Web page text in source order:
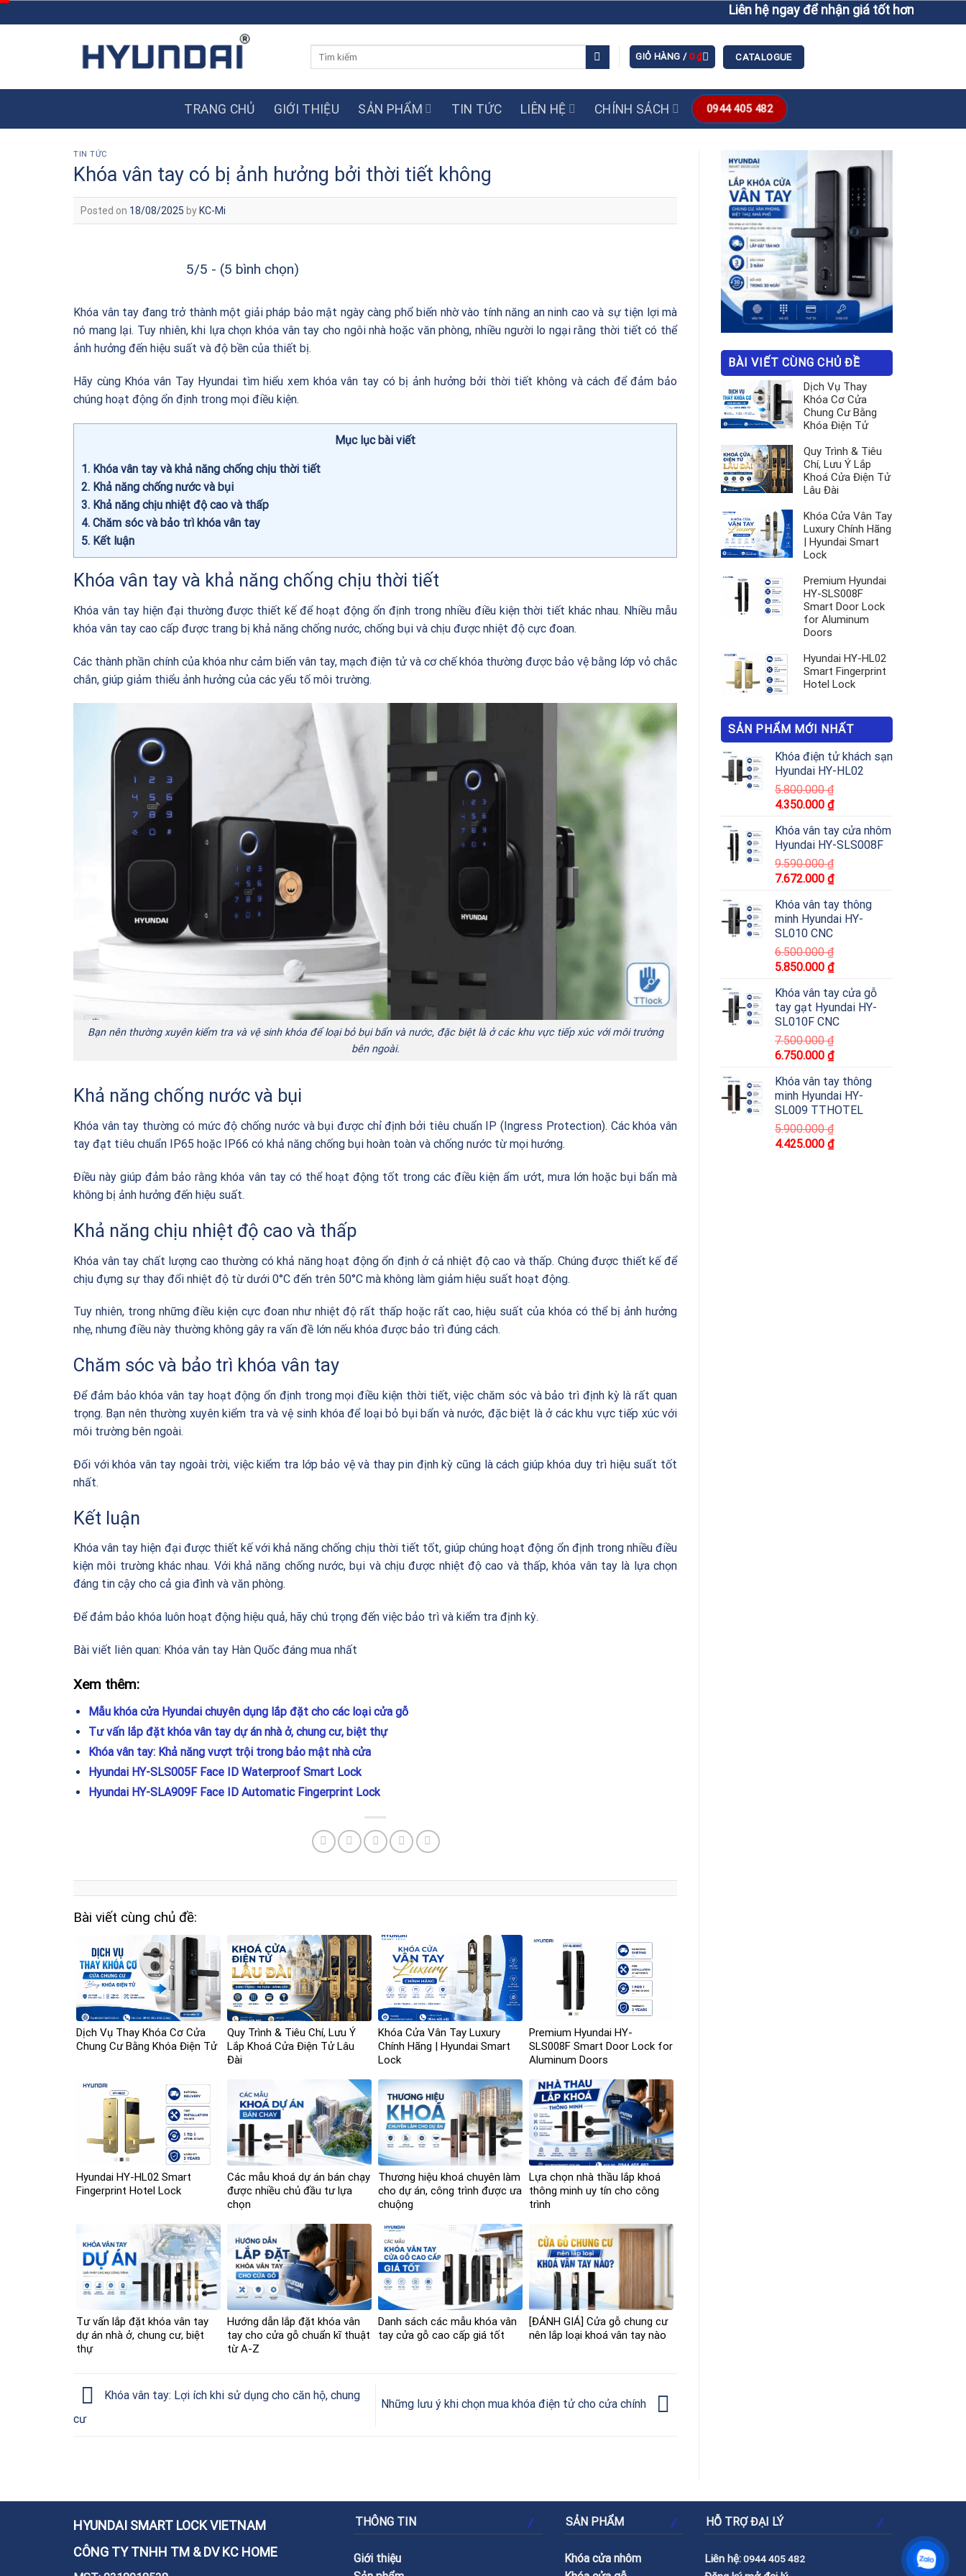
to
Liên hệ ngay để nhận giá tốt hơn giá niêm yết
GIỎ HÀNG / 0₫ CATALOGUE
TRANG CHỦ GIỚI THIỆU SẢN PHẨM TIN TỨC LIÊN HỆ CHÍNH SÁCH 0944 405 482
TIN TỨC
Khóa vân tay có bị ảnh hưởng bởi thời tiết không
Posted on 18/08/2025 by KC-Mi
5/5 - (5 bình chọn)
Khóa vân tay đang trở thành một giải pháp bảo mật ngày càng phổ biến nhờ vào tính năng an ninh cao và sự tiện lợi mà
nó mang lại. Tuy nhiên, khi lựa chọn khóa vân tay cho ngôi nhà hoặc văn phòng, nhiều người lo ngại rằng thời tiết có thể
ảnh hưởng đến hiệu suất và độ bền của thiết bị.
Hãy cùng Khóa vân Tay Hyundai tìm hiểu xem khóa vân tay có bị ảnh hưởng bởi thời tiết không và cách để đảm bảo
chúng hoạt động ổn định trong mọi điều kiện.
Mục lục bài viết
1 Khóa vân tay và khả năng chống chịu thời tiết
2 Khả năng chống nước và bụi
3 Khả năng chịu nhiệt độ cao và thấp
4 Chăm sóc và bảo trì khóa vân tay
5 Kết luận
Khóa vân tay và khả năng chống chịu thời tiết
Khóa vân tay hiện đại thường được thiết kế để hoạt động ổn định trong nhiều điều kiện thời tiết khác nhau. Nhiều mẫu
khóa vân tay cao cấp được trang bị khả năng chống nước, chống bụi và chịu được nhiệt độ cực đoan.
Các thành phần chính của khóa như cảm biến vân tay, mạch điện tử và cơ chế khóa thường được bảo vệ bằng lớp vỏ chắc
chắn, giúp giảm thiểu ảnh hưởng của các yếu tố môi trường.
Bạn nên thường xuyên kiểm tra và vệ sinh khóa để loại bỏ bụi bẩn và nước, đặc biệt là ở các khu vực tiếp xúc với môi trường
bên ngoài.
Khả năng chống nước và bụi
Khóa vân tay thường có mức độ chống nước và bụi được chỉ định bởi tiêu chuẩn IP (Ingress Protection). Các khóa vân
tay đạt tiêu chuẩn IP65 hoặc IP66 có khả năng chống bụi hoàn toàn và chống nước từ mọi hướng.
Điều này giúp đảm bảo rằng khóa vân tay có thể hoạt động tốt trong các điều kiện ẩm ướt, mưa lớn hoặc bụi bẩn mà
không bị ảnh hưởng đến hiệu suất.
Khả năng chịu nhiệt độ cao và thấp
Khóa vân tay chất lượng cao thường có khả năng hoạt động ổn định ở cả nhiệt độ cao và thấp. Chúng được thiết kế để
chịu đựng sự thay đổi nhiệt độ từ dưới 0°C đến trên 50°C mà không làm giảm hiệu suất hoạt động.
Tuy nhiên, trong những điều kiện cực đoan như nhiệt độ rất thấp hoặc rất cao, hiệu suất của khóa có thể bị ảnh hưởng
nhẹ, nhưng điều này thường không gây ra vấn đề lớn nếu khóa được bảo trì đúng cách.
Chăm sóc và bảo trì khóa vân tay
Để đảm bảo khóa vân tay hoạt động ổn định trong mọi điều kiện thời tiết, việc chăm sóc và bảo trì định kỳ là rất quan
trọng. Bạn nên thường xuyên kiểm tra và vệ sinh khóa để loại bỏ bụi bẩn và nước, đặc biệt là ở các khu vực tiếp xúc với
môi trường bên ngoài.
Đối với khóa vân tay ngoài trời, việc kiểm tra lớp bảo vệ và thay pin định kỳ cũng là cách giúp khóa duy trì hiệu suất tốt
nhất.
Kết luận
Khóa vân tay hiện đại được thiết kế với khả năng chống chịu thời tiết tốt, giúp chúng hoạt động ổn định trong nhiều điều
kiện môi trường khác nhau. Với khả năng chống nước, bụi và chịu được nhiệt độ cao và thấp, khóa vân tay là lựa chọn
đáng tin cậy cho cả gia đình và văn phòng.
Để đảm bảo khóa luôn hoạt động hiệu quả, hãy chú trọng đến việc bảo trì và kiểm tra định kỳ.
Bài viết liên quan: Khóa vân tay Hàn Quốc đáng mua nhất
Xem thêm:
Mẫu khóa cửa Hyundai chuyên dụng lắp đặt cho các loại cửa gỗ
Tư vấn lắp đặt khóa vân tay dự án nhà ở, chung cư, biệt thự
Khóa vân tay: Khả năng vượt trội trong bảo mật nhà cửa
Hyundai HY-SLS005F Face ID Waterproof Smart Lock
Hyundai HY-SLA909F Face ID Automatic Fingerprint Lock
Bài viết cùng chủ đề:
Dịch Vụ Thay Khóa Cơ Cửa
Chung Cư Bằng Khóa Điện Tử
Quy Trình & Tiêu Chí, Lưu Ý
Lắp Khoá Cửa Điện Tử Lâu
Đài
Khóa Cửa Vân Tay Luxury
Chính Hãng | Hyundai Smart
Lock
Premium Hyundai HY-
SLS008F Smart Door Lock for
Aluminum Doors
Hyundai HY-HL02 Smart
Fingerprint Hotel Lock
Các mẫu khoá dự án bán chạy
được nhiều chủ đầu tư lựa
chọn
Thương hiệu khoá chuyên làm
cho dự án, công trình được ưa
chuộng
Lựa chọn nhà thầu lắp khoá
thông minh uy tín cho công
trình
Tư vấn lắp đặt khóa vân tay
dự án nhà ở, chung cư, biệt
thự
Hướng dẫn lắp đặt khóa vân
tay cho cửa gỗ chuẩn kĩ thuật
từ A-Z
Danh sách các mẫu khóa vân
tay cửa gỗ cao cấp giá tốt
[ĐÁNH GIÁ] Cửa gỗ chung cư
nên lắp loại khoá vân tay nào
Khóa vân tay: Lợi ích khi sử dụng cho căn hộ, chung
cư
Những lưu ý khi chọn mua khóa điện tử cho cửa chính
BÀI VIẾT CÙNG CHỦ ĐỀ
Dịch Vụ Thay
Khóa Cơ Cửa
Chung Cư Bằng
Khóa Điện Tử
Quy Trình & Tiêu
Chí, Lưu Ý Lắp
Khoá Cửa Điện Tử
Lâu Đài
Khóa Cửa Vân Tay
Luxury Chính Hãng
| Hyundai Smart
Lock
Premium Hyundai
HY-SLS008F
Smart Door Lock
for Aluminum
Doors
Hyundai HY-HL02
Smart Fingerprint
Hotel Lock
SẢN PHẨM MỚI NHẤT
Khóa điện tử khách sạn
Hyundai HY-HL02
5.800.000₫
4.350.000 ₫
Khóa vân tay cửa nhôm
Hyundai HY-SLS008F
9.590.000₫
7.672.000 ₫
Khóa vân tay thông
minh Hyundai HY-
SL010 CNC
6.500.000₫
5.850.000 ₫
Khóa vân tay cửa gỗ
tay gạt Hyundai HY-
SL010F CNC
7.500.000₫
6.750.000 ₫
Khóa vân tay thông
minh Hyundai HY-
SL009 TTHOTEL
5.900.000₫
4.425.000 ₫
HYUNDAI SMART LOCK VIETNAM
CÔNG TY TNHH TM & DV KC HOME
THÔNG TIN
Giới thiệu
SẢN PHẨM
Khóa cửa nhôm
HỖ TRỢ ĐẠI LÝ
Liên hệ:0944 405 482